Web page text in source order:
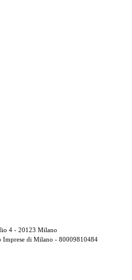
4 - 20123 Milano
Imprese di Milano - 80009810484